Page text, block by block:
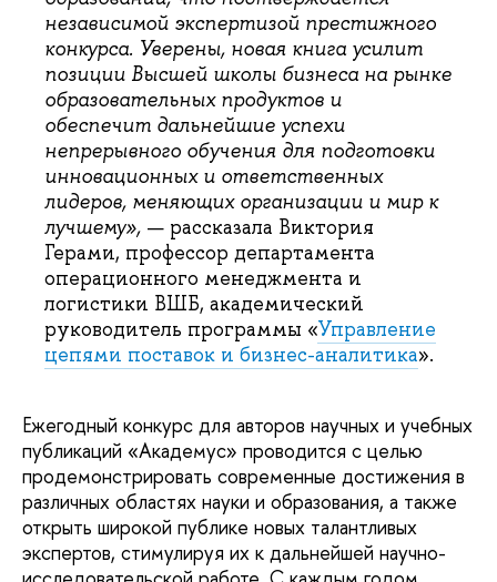
независимой экспертизой престижного
конкурса. Уверены, новая книга усилит
позиции Высшей школы бизнеса на рынке
образовательных продуктов и
обеспечит дальнейшие успехи
непрерывного обучения для подготовки
инновационных и ответственных
лидеров, меняющих организации и мир к
лучшему», — рассказала Виктория
Герами, профессор департамента
операционного менеджмента и
логистики ВШБ, академический
руководитель программы «Управление
цепями поставок и бизнес-аналитика».
Ежегодный конкурс для авторов научных и учебных
публикаций «Академус» проводится с целью
продемонстрировать современные достижения в
различных областях науки и образования, а также
открыть широкой публике новых талантливых
экспертов, стимулируя их к дальнейшей научно-